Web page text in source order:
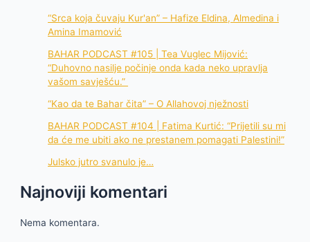
“Srca koja čuvaju Kur'an” – Hafize Eldina, Almedina i
Amina Imamović
BAHAR PODCAST #105 | Tea Vuglec Mijović:
“Duhovno nasilje počinje onda kada neko upravlja
vašom savješću.”
“Kao da te Bahar čita” – O Allahovoj nježnosti
BAHAR PODCAST #104 | Fatima Kurtić: “Prijetili su mi
da će me ubiti ako ne prestanem pomagati Palestini!”
Julsko jutro svanulo je…
Najnoviji komentari
Nema komentara.